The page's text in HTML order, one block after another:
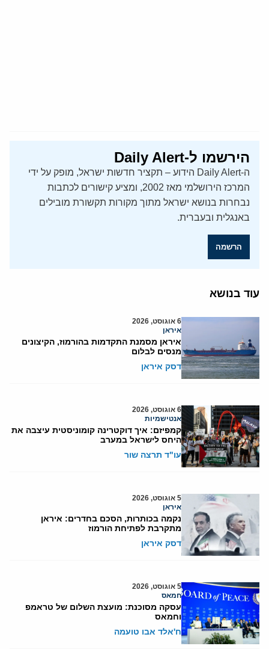
הירשמו ל-Daily Alert
ה-Daily Alert הידוע – תקציר חדשות ישראל, מופק על ידי
המרכז הירושלמי מאז 2002, ומציע קישורים לכתבות
נבחרות בנושא ישראל מתוך מקורות תקשורת מובילים
באנגלית ובעברית.
הרשמה
עוד בנושא
6 אוגוסט, 2026
איראן
איראן מסמנת התקדמות בהורמוז, הקיצונים
מנסים לבלום
דסק איראן
6 אוגוסט, 2026
אנטישמיות
קמפיזם: איך דוקטרינה קומוניסטית עיצבה את
היחס לישראל במערב
עו"ד תרצה שור
5 אוגוסט, 2026
איראן
נקמה בכותרות, הסכם בחדרים: איראן
מתקרבת לפתיחת הורמוז
דסק איראן
5 אוגוסט, 2026
חמאס
עסקה מסוכנת: מועצת השלום של טראמפ
וחמאס
ח'אלד אבו טועמה